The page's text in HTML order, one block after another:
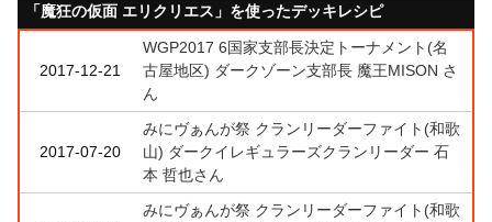
「魔狂の仮面 エリクリエス」を使ったデッキレシピ
2017-12-21
WGP2017 6国家支部長決定トーナメント(名
古屋地区) ダークゾーン支部長 魔王MISON さ
ん
2017-07-20
みにヴぁんが祭 クランリーダーファイト(和歌
山) ダークイレギュラーズクランリーダー 石
本 哲也さん
みにヴぁんが祭 クランリーダーファイト(和歌